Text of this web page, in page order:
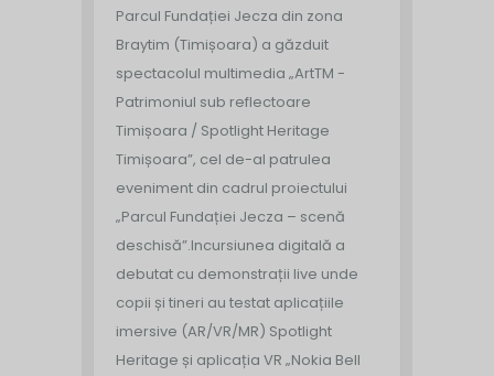
Parcul Fundației Jecza din zona
Braytim (Timișoara) a găzduit
spectacolul multimedia „ArtTM -
Patrimoniul sub reflectoare
Timișoara / Spotlight Heritage
Timișoara”, cel de-al patrulea
eveniment din cadrul proiectului
„Parcul Fundației Jecza – scenă
deschisă”.Incursiunea digitală a
debutat cu demonstrații live unde
copii și tineri au testat aplicațiile
imersive (AR/VR/MR) Spotlight
Heritage și aplicația VR „Nokia Bell